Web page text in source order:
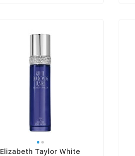
Elizabeth Taylor White